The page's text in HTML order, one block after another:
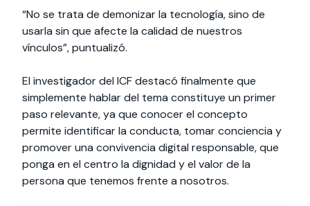
“No se trata de demonizar la tecnología, sino de
usarla sin que afecte la calidad de nuestros
vínculos”, puntualizó.
El investigador del ICF destacó finalmente que
simplemente hablar del tema constituye un primer
paso relevante, ya que conocer el concepto
permite identificar la conducta, tomar conciencia y
promover una convivencia digital responsable, que
ponga en el centro la dignidad y el valor de la
persona que tenemos frente a nosotros.